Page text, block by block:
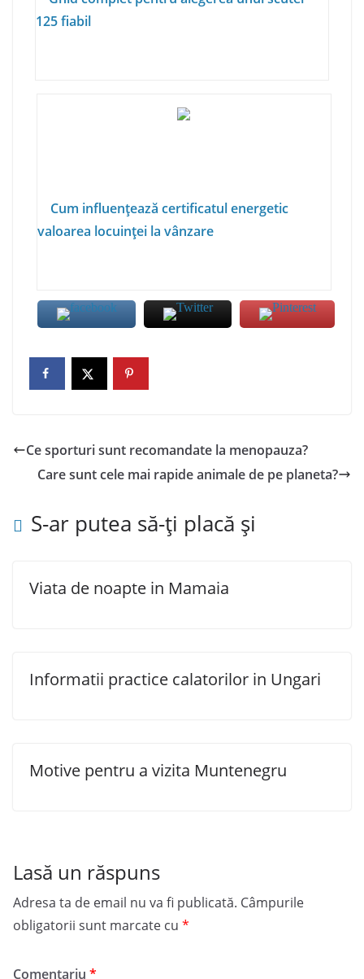
125 fiabil
Cum influențează certificatul energetic
valoarea locuinței la vânzare
Ce sporturi sunt recomandate la menopauza?
Care sunt cele mai rapide animale de pe planeta?
S-ar putea să-ți placă și
Viata de noapte in Mamaia
Informatii practice calatorilor in Ungari
Motive pentru a vizita Muntenegru
Lasă un răspuns
Adresa ta de email nu va fi publicată. Câmpurile
obligatorii sunt marcate cu *
Comentariu *